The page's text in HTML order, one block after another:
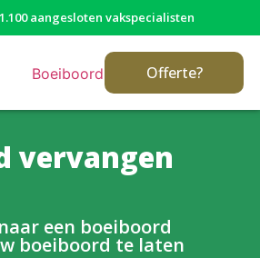
aangesloten vakspecialisten
Offerte?
vervangen
een boeiboord
boeiboord te laten